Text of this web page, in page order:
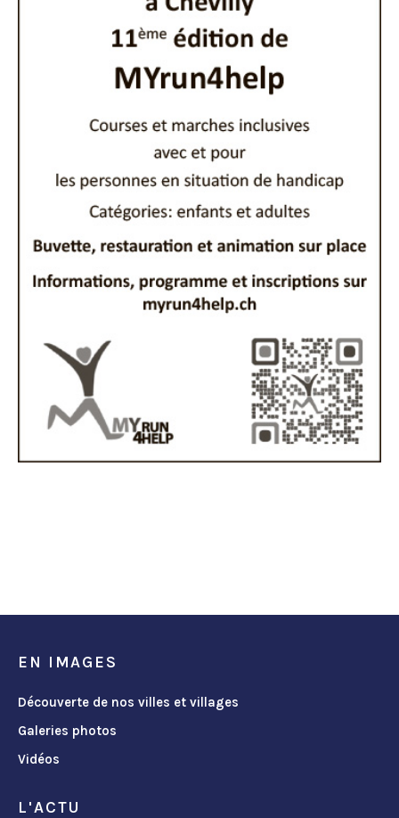
EN IMAGES
Découverte de nos villes et villages
Galeries photos
Vidéos
L'ACTU